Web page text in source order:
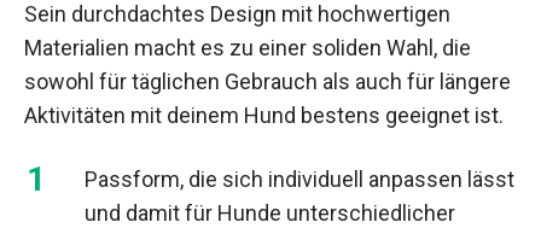
Sein durchdachtes Design mit hochwertigen
Materialien macht es zu einer soliden Wahl, die
sowohl für täglichen Gebrauch als auch für längere
Aktivitäten mit deinem Hund bestens geeignet ist.
Passform, die sich individuell anpassen lässt
und damit für Hunde unterschiedlicher